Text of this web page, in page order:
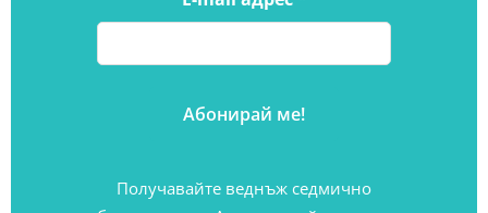
Получавайте веднъж седмично